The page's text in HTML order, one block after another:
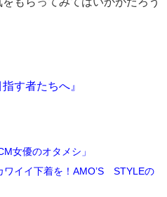
す者たちへ』
女優のオタメシ」
ワイイ下着を！AMO’S STYLEの